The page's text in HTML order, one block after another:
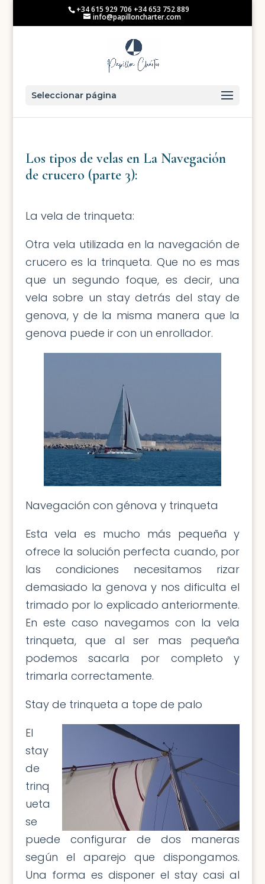
+34 615 929 706 +34 653 752 889
info@papilloncharter.com
Seleccionar página
Los tipos de velas en La Navegación
de crucero (parte 3):
La vela de trinqueta:
Otra vela utilizada en la navegación de
crucero es la trinqueta. Que no es mas
que un segundo foque, es decir, una
vela sobre un stay detrás del stay de
genova, y de la misma manera que la
genova puede ir con un enrollador.
Navegación con génova y trinqueta
Esta vela es mucho más pequeña y
ofrece la solución perfecta cuando, por
las condiciones necesitamos rizar
demasiado la genova y nos dificulta el
trimado por lo explicado anteriormente.
En este caso navegamos con la vela
trinqueta, que al ser mas pequeña
podemos sacarla por completo y
trimarla correctamente.
Stay de trinqueta a tope de palo
El
stay
de
trinq
ueta
se
puede configurar de dos maneras
según el aparejo que dispongamos.
Una forma es disponer el stay casi al